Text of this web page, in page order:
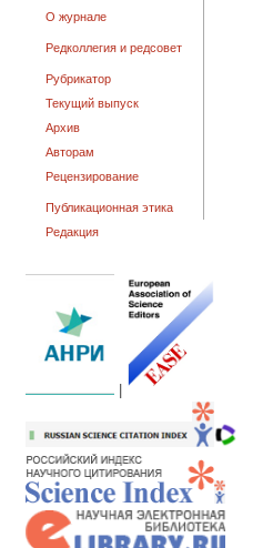
О журнале
Редколлегия и редсовет
Рубрикатор
Текущий выпуск
Архив
Авторам
Рецензирование
Публикационная этика
Редакция